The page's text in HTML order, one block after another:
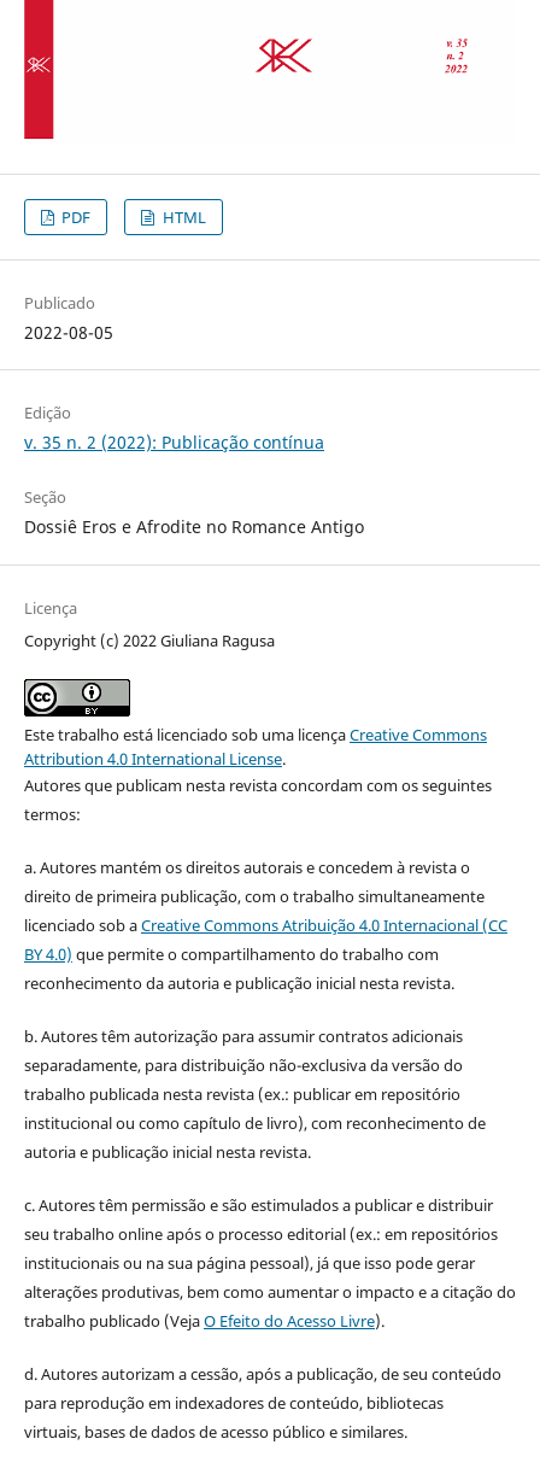
PDF HTML
Publicado
2022-08-05
Edição
v. 35 n. 2 (2022): Publicação contínua
Seção
Dossiê Eros e Afrodite no Romance Antigo
Licença
Copyright (c) 2022 Giuliana Ragusa
Este trabalho está licenciado sob uma licençaCreative Commons
Attribution 4.0 International License.
Autores que publicam nesta revista concordam com os seguintes
termos:
a. Autores mantém os direitos autorais e concedem à revista o
direito de primeira publicação, com o trabalho simultaneamente
licenciado sob aCreative Commons Atribuição 4.0 Internacional (CC
BY 4.0) que permite o compartilhamento do trabalho com
reconhecimento da autoria e publicação inicial nesta revista.
b. Autores têm autorização para assumir contratos adicionais
separadamente, para distribuição não-exclusiva da versão do
trabalho publicada nesta revista (ex.: publicar em repositório
institucional ou como capítulo de livro), com reconhecimento de
autoria e publicação inicial nesta revista.
c. Autores têm permissão e são estimulados a publicar e distribuir
seu trabalho online após o processo editorial (ex.: em repositórios
institucionais ou na sua página pessoal), já que isso pode gerar
alterações produtivas, bem como aumentar o impacto e a citação do
trabalho publicado (VejaO Efeito do Acesso Livre).
d. Autores autorizam a cessão, após a publicação, de seu conteúdo
para reprodução em indexadores de conteúdo, bibliotecas
virtuais, bases de dados de acesso público e similares.